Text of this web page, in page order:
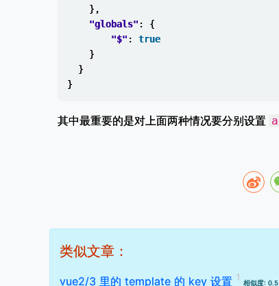
},
"globals" :
{
"$" :
true
}
}
}
其中最重要的是对上面两种情况要分别设置
类似文章：
vue2/3 里的 template 的 key 设置
相似度: